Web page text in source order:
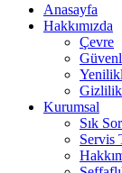
Anasayfa
Hakkımızda
Çevre
Kurumsal
Sık
Servis